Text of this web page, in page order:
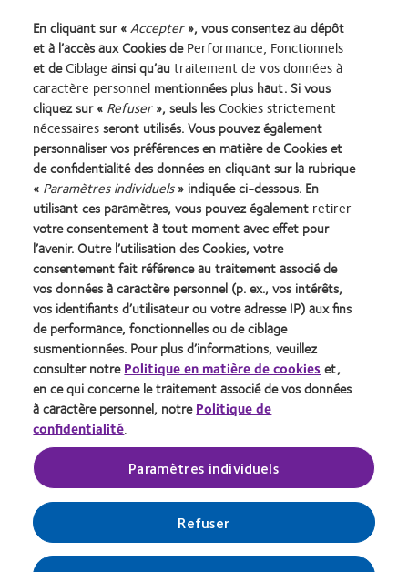
Lentilles de contact
Cookies
Legal
Politique de confidentialité
Accéder à l'espace
consommateurs
Termes et conditions
identifiant unique délivré par
l'Agence de la transition
écologique (ADEME) :
FR217780_01DQPP
Gérer les préférences relatives
au consentement
Se connecter
France
© 2026CooperVision|
Le port de lentilles de contact est possible sous réserve de non-contre-
indication médicale au port de lentilles et soumis à une prescription
médicale. Dispositifs médicaux, marqués CE, consultez les notices et les
étiquetages spécifiques à chacun pour plus d’informations. En cas de doute,
demandez conseil à votre ophtalmologiste ou votre opticien.
COOPERVISION SAS au capital de 71 712€ dont le siège social est situé
Immeuble Les 2 Arcs bât B - 1800 Route des Crêtes B.P. 273 - 06905
Sophia Antipolis Cedex, France et immatriculée au RCS de Grasse sous le
En cliquant sur «Accepter», vous consentez au dépôt
et à l’accès aux Cookies dePerformance, Fonctionnels
et deCiblage ainsi qu’autraitement de vos données à
caractère personnel mentionnées plus haut. Si vous
cliquez sur « Refuser», seuls lesCookies strictement
nécessairesseront utilisés. Vous pouvez également
personnaliser vos préférences en matière de Cookies et
de confidentialité des données en cliquant sur la rubrique
« Paramètres individuels» indiquée ci-dessous. En
utilisant ces paramètres, vous pouvez également retirer
votre consentement à tout moment avec effet pour
l’avenir. Outre l’utilisation des Cookies, votre
consentement fait référence au traitement associé de
vos données à caractère personnel (p. ex., vos intérêts,
vos identifiants d’utilisateur ou votre adresse IP) aux fins
de performance, fonctionnelles ou de ciblage
susmentionnées. Pour plus d’informations, veuillez
consulter notrePolitique en matière de cookieset,
en ce qui concerne le traitement associé de vos données
à caractère personnel, notrePolitique de
confidentialité.
Paramètres individuels
Refuser